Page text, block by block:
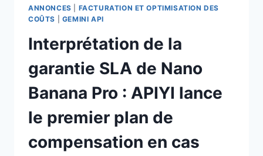
TECHNIQUES
DE
PRÉCISE
BLOCS
CODE
ANNONCES
FACTURATION ET OPTIMISATION DES
COÛTS
GEMINI API
Interprétation de la
garantie SLA de Nano
Banana Pro : APIYI lance
le premier plan de
compensation en cas